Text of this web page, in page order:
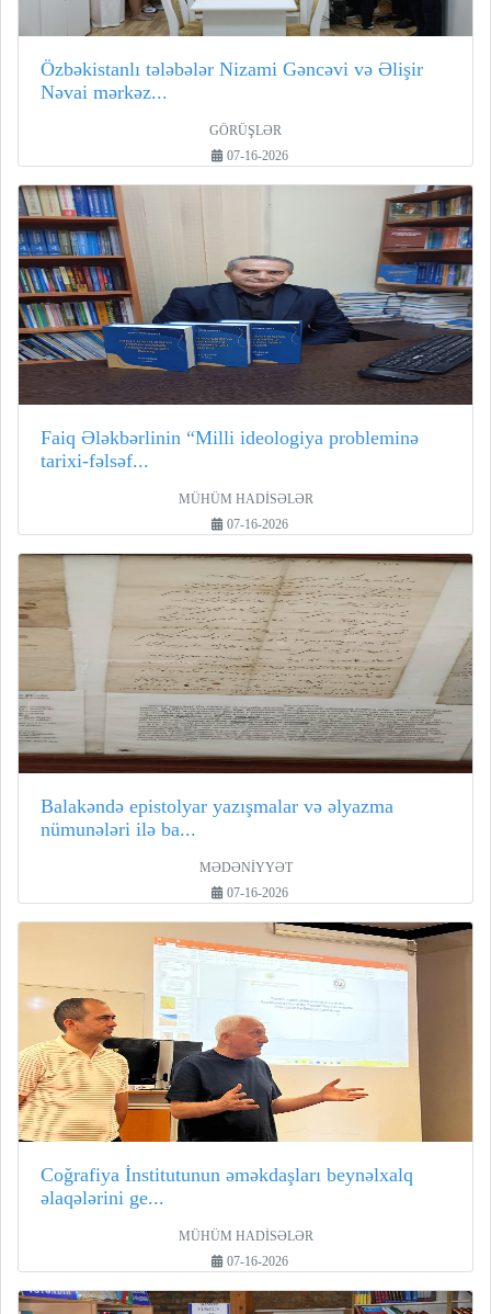
Özbəkistanlı tələbələr Nizami Gəncəvi və Əlişir
Nəvai mərkəz...
GÖRÜŞLƏR
07-16-2026
Faiq Ələkbərlinin “Milli ideologiya probleminə
tarixi-fəlsəf...
MÜHÜM HADİSƏLƏR
07-16-2026
Balakəndə epistolyar yazışmalar və əlyazma
nümunələri ilə ba...
MƏDƏNİYYƏT
07-16-2026
Coğrafiya İnstitutunun əməkdaşları beynəlxalq
əlaqələrini ge...
MÜHÜM HADİSƏLƏR
07-16-2026